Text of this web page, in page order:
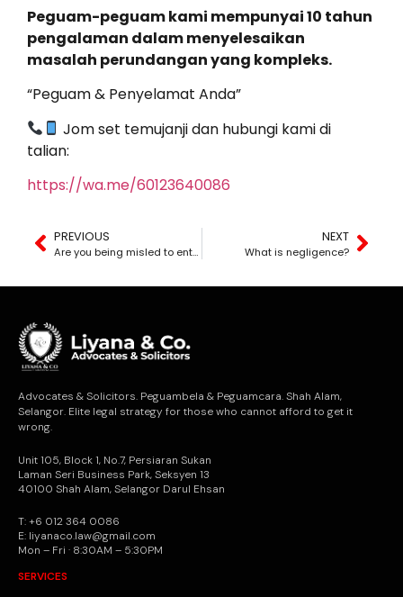
Peguam-peguam kami mempunyai 10 tahun
pengalaman dalam menyelesaikan
masalah perundangan yang kompleks.
“Peguam & Penyelamat Anda”
Jom set temujanji dan hubungi kami di
talian:
https://wa.me/60123640086
PREVIOUS
Are you being misled to enter into a business agreement?
NEXT
What is negligence?
Advocates & Solicitors. Peguambela & Peguamcara. Shah Alam,
Selangor. Elite legal strategy for those who cannot afford to get it
wrong.
Unit 105, Block 1, No.7, Persiaran Sukan
Laman Seri Business Park, Seksyen 13
40100 Shah Alam, Selangor Darul Ehsan
T: +6 012 364 0086
E: liyanaco.law@gmail.com
Mon – Fri · 8:30AM – 5:30PM
SERVICES